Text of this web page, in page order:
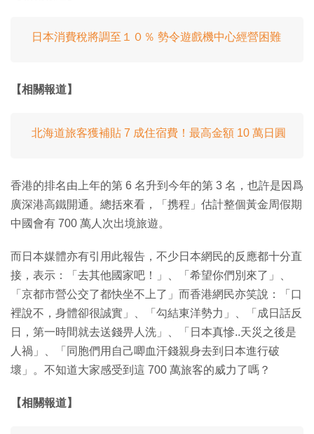
日本消費稅將調至１０％ 勢令遊戲機中心經營困難
【相關報道】
北海道旅客獲補貼 7 成住宿費！最高金額 10 萬日圓
香港的排名由上年的第 6 名升到今年的第 3 名，也許是因爲
廣深港高鐵開通。總括來看，「携程」估計整個黃金周假期
中國會有 700 萬人次出境旅遊。
而日本媒體亦有引用此報告，不少日本網民的反應都十分直
接，表示：「去其他國家吧！」、「希望你們別來了」、
「京都市營公交了都快坐不上了」而香港網民亦笑說：「口
裡說不，身體卻很誠實」、「勾結東洋勢力」、「成日話反
日，第一時間就去送錢畀人洗」、「日本真慘..天災之後是
人禍」、「同胞們用自己唧血汗錢親身去到日本進行破
壞」。不知道大家感受到這 700 萬旅客的威力了嗎？
【相關報道】